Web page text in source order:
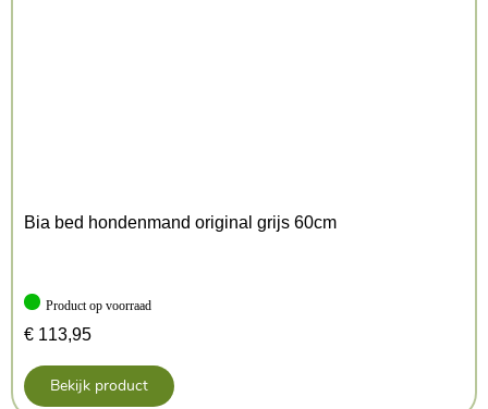
Bia bed hondenmand original grijs 60cm
Product op voorraad
€ 113,95
Bekijk product